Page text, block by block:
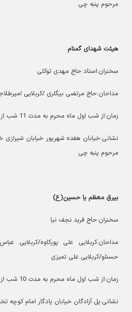
مرحوم پنبه چی
هیئت شهدای گمنام
سخنران:استاد حاج مهدی توکلی
مداحان:حاج مرتضی بیگلری /کربلایی
زمان:از شب اول ماه محرم به مدت 11 شب از ساعت 20
نشانی:خیابان هفده شهریور خیابان شیرازی
مرحوم پنبه چی
بیرق معظم یا حسین(ع)
سخنران:حاج فرید نجف نیا
مداحان:کربلایی علی پورکاوه/کربلایی
حسنلو/کربلایی علی تمیزی
زمان:از شب اول ماه محرم به مدت 10 شب از ساعت 23
نشانی:پل آزادگان خیابان یادگار امام کوچه